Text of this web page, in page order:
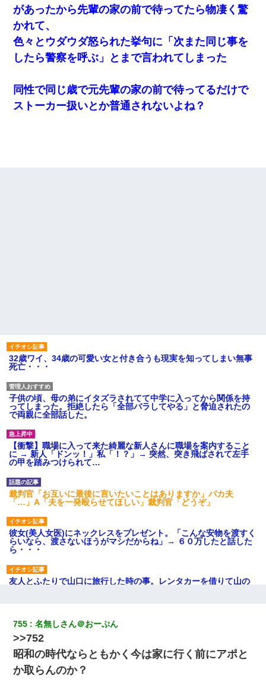
があったから先輩の家の前で待ってたら物凄く驚
かれて、
色々とウダウダ怒られた挙句に「次また同じ事を
したら警察を呼ぶ」とまで言われてしまった
同性で同じ歳で元先輩の家の前で待ってるだけで
ストーカー扱いとか普通されないよね？
32歳ワイ、34歳の可愛い女と付き合うも現実を知ってしまい無事
死亡・・・
子供の頃、母の弟にイタズラされてて中学に入ってから関係を持
ってしまった。拒絶したら「全部バラしてやる」と脅迫されたの
で両親に全部話した。
【衝撃】職場に入って来た綺麗な新人さんに職場を案内すること
に → 新人「ドンッ！」私「！？」→ 突然、突き飛ばされて左手
の甲を踏みつけられて…
裁判官「お互いに最後に言いたいことはありますか」バカ夫
「…」A「夫を一発殴らせてほしい」裁判官「どうぞ」
彼女(美人女医)にネックレスをプレゼント。「こんな安物を渡すく
らいなら、渡さないほうがマシだからね」→ ６０万したと話した
ら・・・
友人とふたりで山口に旅行した時の事。レンタカーを借りて山の
ミスした新人(
)に冗談で「行為させてくれたら許してあげる」
って言ったら・・・
旦那が長男のDNA鑑定をしたら血縁関係0%だった。旦那「やっぱ
りウワキしてたんだな…」長男「俺は誰の子供なの？」長女・次
男「ウワキ女！」
755 名無しさん＠おーぷん
>>752
昭和の時代ならともかく今は家に行く前にアポと
か取らんのか？